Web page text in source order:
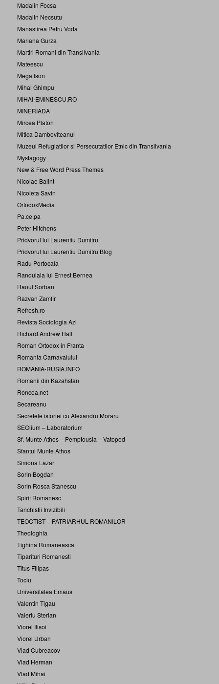
Madalin Focsa
Madalin Necsutu
Manastirea Petru Voda
Mariana Gurza
Martiri Romani din Transilvania
Mateescu
Mega Ison
Mihai Ghimpu
MIHAI-EMINESCU.RO
MINERIADA
Mircea Platon
Mitica Damboviteanul
Muzeul Refugiatilor si Persecutatilor Etnic din Transilvania
Mystagogy
New & Free Word Press Themes
Nicolae Balint
Nicoleta Savin
OrtodoxMedia
Pa.ce.pa
Peter Hitchens
Pridvorul lui Laurentiu Dumitru
Pridvorul lui Laurentiu Dumitru Blog
Radu Portocala
Randuiala lui Ernest Bernea
Raoul Sorban
Razvan Zamfir
Refresh.ro
Revista Sociologia Azi
Richard Andrew Hall
Roman Ortodox in Franta
Romania Carnavalului
ROMANIA-RUSIA.INFO
Romanii din Kazahstan
Roncea.net
Secareanu
Secretele istoriei cu Alexandru Moraru
SEOlium – Laboratorium
Sf. Munte Athos – Pemptousia – Vatoped
Sfantul Munte Athos
Simona Lazar
Sorin Bogdan
Sorin Rosca Stanescu
Spirit Romanesc
Tanchistii Invizibili
TEOCTIST – PATRIARHUL ROMANILOR
Theologhia
Tighina Romaneasca
Tiparituri Romanesti
Titus Filipas
Tociu
Universitatea Emaus
Valentin Tigau
Valeriu Sterian
Viorel Ilisoi
Viorel Urban
Vlad Cubreacov
Vlad Herman
Vlad Mihai